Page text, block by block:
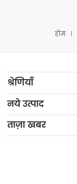
होम
श्रेणियाँ
नये उत्पाद
ताज़ा खबर